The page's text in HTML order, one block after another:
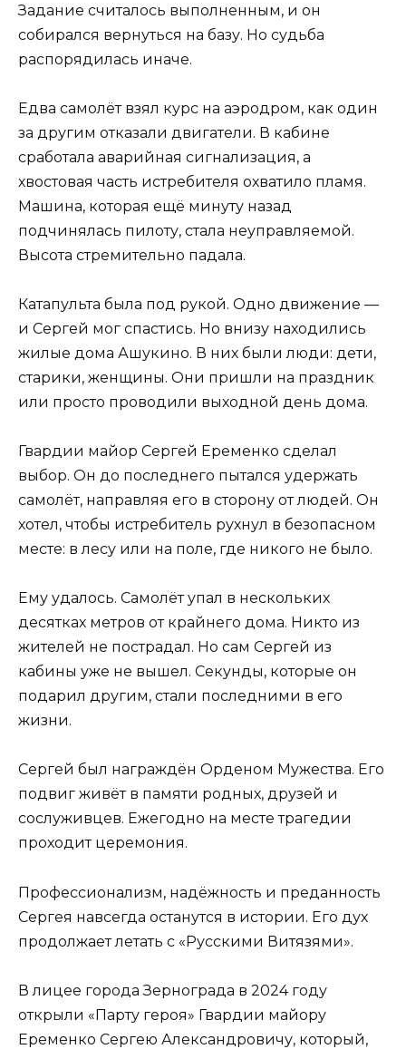
Задание считалось выполненным, и он
собирался вернуться на базу. Но судьба
распорядилась иначе.
Едва самолёт взял курс на аэродром, как один
за другим отказали двигатели. В кабине
сработала аварийная сигнализация, а
хвостовая часть истребителя охватило пламя.
Машина, которая ещё минуту назад
подчинялась пилоту, стала неуправляемой.
Высота стремительно падала.
Катапульта была под рукой. Одно движение —
и Сергей мог спастись. Но внизу находились
жилые дома Ашукино. В них были люди: дети,
старики, женщины. Они пришли на праздник
или просто проводили выходной день дома.
Гвардии майор Сергей Еременко сделал
выбор. Он до последнего пытался удержать
самолёт, направляя его в сторону от людей. Он
хотел, чтобы истребитель рухнул в безопасном
месте: в лесу или на поле, где никого не было.
Ему удалось. Самолёт упал в нескольких
десятках метров от крайнего дома. Никто из
жителей не пострадал. Но сам Сергей из
кабины уже не вышел. Секунды, которые он
подарил другим, стали последними в его
жизни.
Сергей был награждён Орденом Мужества. Его
подвиг живёт в памяти родных, друзей и
сослуживцев. Ежегодно на месте трагедии
проходит церемония.
Профессионализм, надёжность и преданность
Сергея навсегда останутся в истории. Его дух
продолжает летать с «Русскими Витязями».
В лицее города Зернограда в 2024 году
открыли «Парту героя» Гвардии майору
Еременко Сергею Александровичу, который,